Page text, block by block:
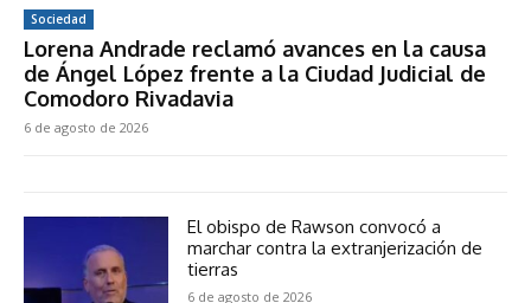
Sociedad
Lorena Andrade reclamó avances en la causa
de Ángel López frente a la Ciudad Judicial de
Comodoro Rivadavia
6 de agosto de 2026
El obispo de Rawson convocó a
marchar contra la extranjerización de
tierras
6 de agosto de 2026